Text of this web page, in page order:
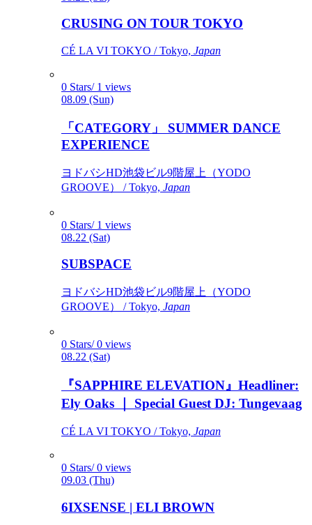
CRUSING ON TOUR TOKYO
CÉ LA VI TOKYO / Tokyo, Japan
0 Stars/ 1 views
08.09 (Sun)
「CATEGORY」 SUMMER DANCE
EXPERIENCE
ヨドバシHD池袋ビル9階屋上（YODO
GROOVE） / Tokyo, Japan
0 Stars/ 1 views
08.22 (Sat)
SUBSPACE
ヨドバシHD池袋ビル9階屋上（YODO
GROOVE） / Tokyo, Japan
0 Stars/ 0 views
08.22 (Sat)
『SAPPHIRE ELEVATION』Headliner:
Ely Oaks ｜ Special Guest DJ: Tungevaag
CÉ LA VI TOKYO / Tokyo, Japan
0 Stars/ 0 views
09.03 (Thu)
6IXSENSE | ELI BROWN